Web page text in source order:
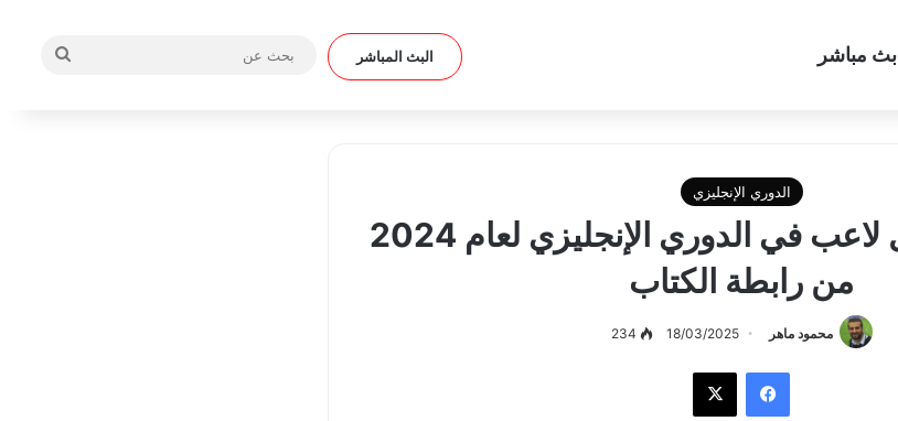
بث مباشر البث المباشر
الدوري الإنجليزي
فيل فودين أفضل لاعب في الدوري الإنجليزي لعام 2024
من رابطة الكتاب
محمود ماهر 18/03/2025
234
فيسبوك